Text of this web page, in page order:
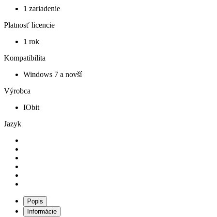
1 zariadenie
Platnosť licencie
1 rok
Kompatibilita
Windows 7 a novší
Výrobca
IObit
Jazyk
Popis
Informácie